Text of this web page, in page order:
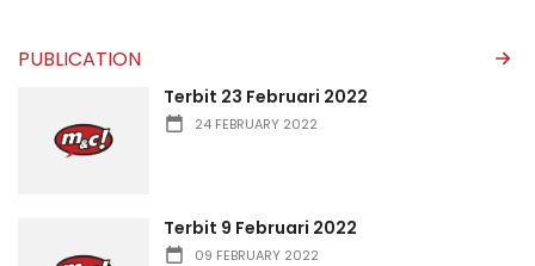
PUBLICATION
Terbit 23 Februari 2022
24 FEBRUARY 2022
Terbit 9 Februari 2022
09 FEBRUARY 2022